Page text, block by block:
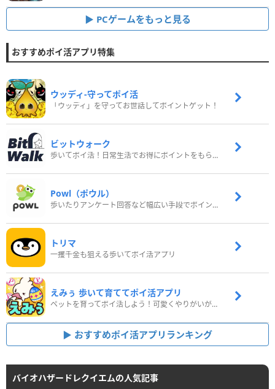
PCゲームをもっと見る
おすすめポイ活アプリ特集
ウッディ‐守ってポイ活
「ウッディ」を守ってお世話してポイントゲット！
ビットウォーク
歩いてポイ活！日常生活でお得にポイントをもらおう
Powl（ポウル）
歩いたりアンケート回答など幅広い手段でポイントをゲット
トリマ
一攫千金も狙える歩いてポイ活アプリ
えみぅ 歩いて育ててポイ活アプリ
ペットを育ってポイ活しよう！可愛くやりがいがある新感覚アプリ
おすすめポイ活アプリランキング
バイオハザードレクイエムの人気記事